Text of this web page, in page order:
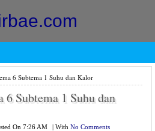
6 Subtema 1 Suhu dan Kalor
6 Subtema 1 Suhu dan
On 7:26 AM With No Comments